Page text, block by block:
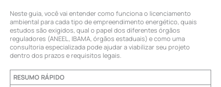
Neste guia, você vai entender como funciona o licenciamento
ambiental para cada tipo de empreendimento energético, quais
estudos são exigidos, qual o papel dos diferentes órgãos
reguladores (ANEEL, IBAMA, órgãos estaduais) e como uma
consultoria especializada pode ajudar a viabilizar seu projeto
dentro dos prazos e requisitos legais.
RESUMO RÁPIDO